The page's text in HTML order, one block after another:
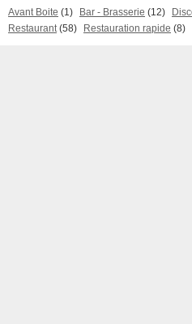
Avant Boite (1) Bar - Brasserie (12)
Restaurant (58) Restauration rapide (8)